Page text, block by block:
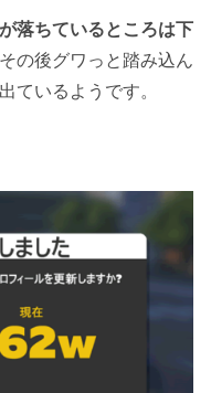
落ちているところは下
の後グワっと踏み込ん
ているようです。